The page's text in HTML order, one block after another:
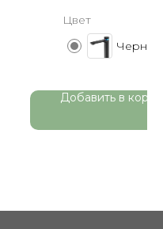
Цвет
Черный
Добавить в